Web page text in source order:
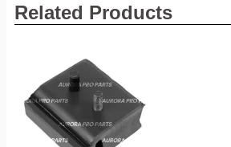
Related Products